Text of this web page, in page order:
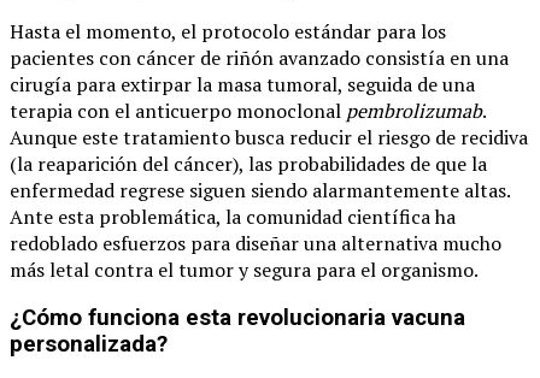
Hasta el momento, el protocolo estándar para los
pacientes con cáncer de riñón avanzado consistía en una
cirugía para extirpar la masa tumoral, seguida de una
terapia con el anticuerpo monoclonal pembrolizumab.
Aunque este tratamiento busca reducir el riesgo de recidiva
(la reaparición del cáncer), las probabilidades de que la
enfermedad regrese siguen siendo alarmantemente altas.
Ante esta problemática, la comunidad científica ha
redoblado esfuerzos para diseñar una alternativa mucho
más letal contra el tumor y segura para el organismo.
¿Cómo funciona esta revolucionaria vacuna
personalizada?